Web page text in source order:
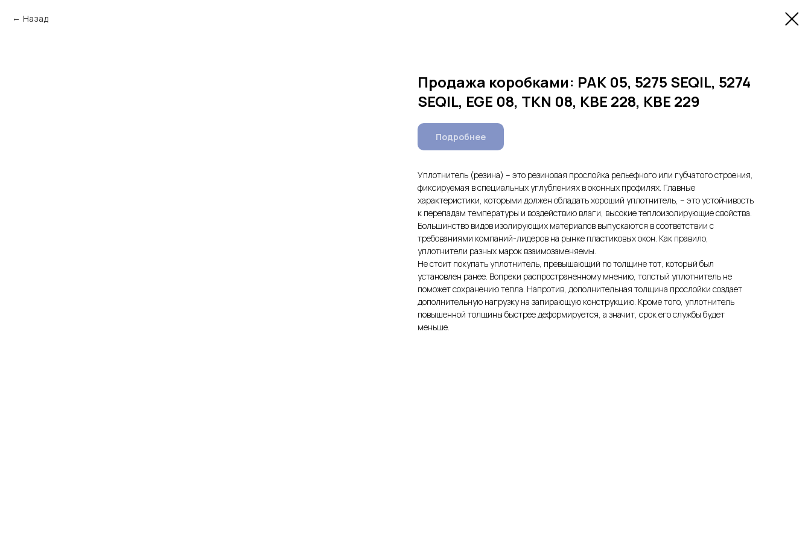
Назад
Продажа коробками: РАК 05, 5275 SEQIL, 5274
SEQIL, EGE 08, TKN 08, KBE 228, KBE 229
Подробнее
Уплотнитель (резина) – это резиновая прослойка рельефного или губчатого строения,
фиксируемая в специальных углублениях в оконных профилях. Главные
характеристики, которыми должен обладать хороший уплотнитель, – это устойчивость
к перепадам температуры и воздействию влаги, высокие теплоизолирующие свойства.
Большинство видов изолирующих материалов выпускаются в соответствии с
требованиями компаний-лидеров на рынке пластиковых окон. Как правило,
уплотнители разных марок взаимозаменяемы.
Не стоит покупать уплотнитель, превышающий по толщине тот, который был
установлен ранее. Вопреки распространенному мнению, толстый уплотнитель не
поможет сохранению тепла. Напротив, дополнительная толщина прослойки создает
дополнительную нагрузку на запирающую конструкцию. Кроме того, уплотнитель
повышенной толщины быстрее деформируется, а значит, срок его службы будет
меньше.